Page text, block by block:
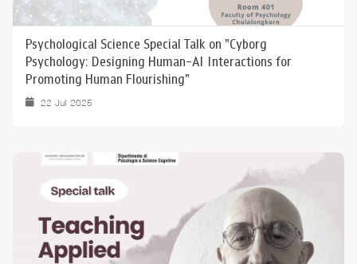
Psychological Science Special Talk on "Cyborg
Psychology: Designing Human-AI Interactions for
Promoting Human Flourishing"
22 Jul 2025